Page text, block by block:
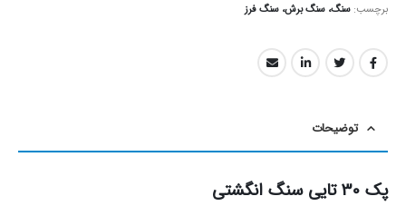
برچسب: سنگ، سنگ برش، سنگ فرز
توضیحات
پک 30 تایی سنگ انگشتی